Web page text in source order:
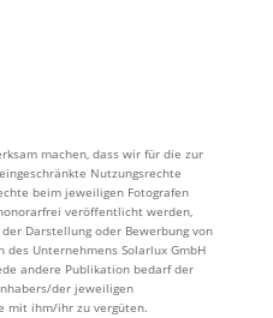
machen, dass wir für die zur
Nutzungsrechte
beim jeweiligen Fotografen
veröffentlicht werden,
Darstellung oder Bewerbung von
des Unternehmens Solarlux GmbH
andere Publikation bedarf der
der jeweiligen
mit ihm/ihr zu vergüten.